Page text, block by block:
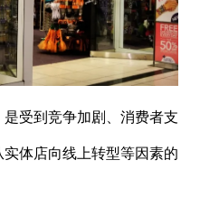
受到竞争加剧、消费者支
体店向线上转型等因素的